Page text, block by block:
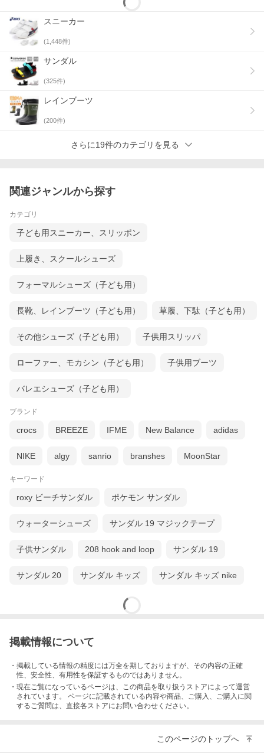
スニーカー
(1,448件)
サンダル
(325件)
レインブーツ
(200件)
さらに19件のカテゴリを見る
関連ジャンルから探す
カテゴリ
子ども用スニーカー、スリッポン
上履き、スクールシューズ
フォーマルシューズ（子ども用）
長靴、レインブーツ（子ども用） 草履、下駄（子ども用）
その他シューズ（子ども用） 子供用スリッパ
ローファー、モカシン（子ども用） 子供用ブーツ
バレエシューズ（子ども用）
ブランド
crocs BREEZE IFME New Balance adidas
NIKE algy sanrio branshes MoonStar
キーワード
roxy ビーチサンダル ポケモン サンダル
ウォーターシューズ サンダル 19 マジックテープ
子供サンダル 208 hook and loop サンダル 19
サンダル 20 サンダル キッズ サンダル キッズ nike
掲載情報について
・掲載している情報の精度には万全を期しておりますが、その内容の正確
性、安全性、有用性を保証するものではありません。
・現在ご覧になっているページは、この商品を取り扱うストアによって運営
されています。 ページに記載されている内容や商品、ご購入 、ご購入に関
するご質問は、直接各ストアにお問い合わせください。
このページのトップへ